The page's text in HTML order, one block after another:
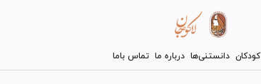
کودکان دانستنی‌ها درباره ما تماس باما